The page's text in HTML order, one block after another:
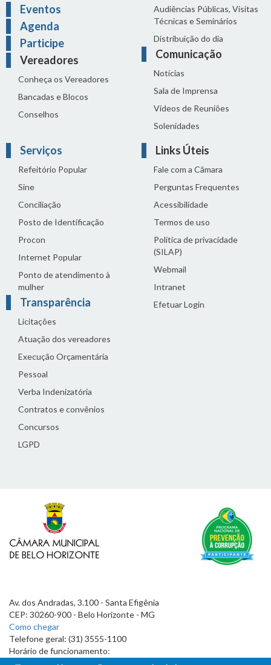
Eventos
Agenda
Participe
Vereadores
Conheça os Vereadores
Bancadas e Blocos
Conselhos
Audiências Públicas, Visitas
Técnicas e Seminários
Distribuição do dia
Comunicação
Notícias
Sala de Imprensa
Vídeos de Reuniões
Solenidades
Serviços
Refeitório Popular
Sine
Conciliação
Posto de Identificação
Procon
Internet Popular
Ponto de atendimento à
mulher
Transparência
Licitações
Atuação dos vereadores
Execução Orçamentária
Pessoal
Verba Indenizatória
Contratos e convênios
Concursos
LGPD
Links Úteis
Fale com a Câmara
Perguntas Frequentes
Acessibilidade
Termos de uso
Política de privacidade
(SILAP)
Webmail
Intranet
Efetuar Login
Av. dos Andradas, 3.100 - Santa Efigênia
CEP: 30260-900 - Belo Horizonte - MG
Como chegar
Telefone geral: (31) 3555-1100
Horário de funcionamento:
7h às 19h